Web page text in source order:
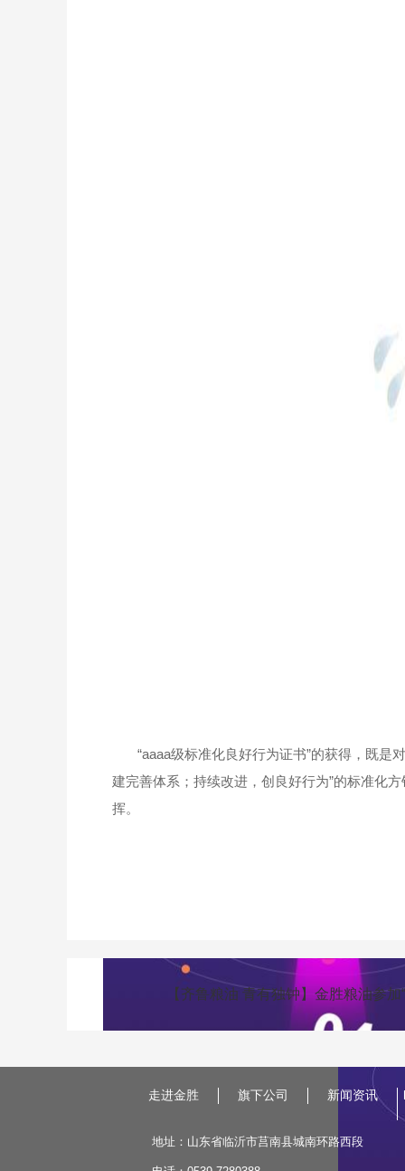
“aaaa级标准化良好行为证书”的获得，既
建完善体系；持续改进，创良好行为”的标准化
挥。
【齐鲁粮油 青有独钟】金胜粮油参
走进金胜 旗下公司 新闻资讯
地址：山东省临沂市莒南县城南环路西段